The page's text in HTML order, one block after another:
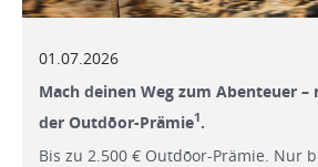
01.07.2026
Mach deinen Weg zum Abenteuer –
der Outdōor-Prämie1.
Bis zu 2.500 € Outdōor-Prämie. Nur